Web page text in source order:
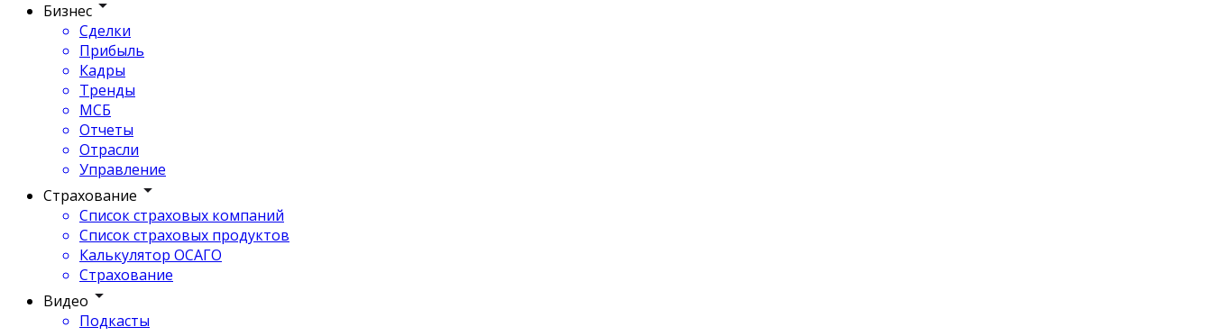
Бизнес
Сделки
Прибыль
Кадры
Тренды
МСБ
Отчеты
Отрасли
Управление
Страхование
Список страховых компаний
Список страховых продуктов
Калькулятор ОСАГО
Страхование
Видео
Подкасты